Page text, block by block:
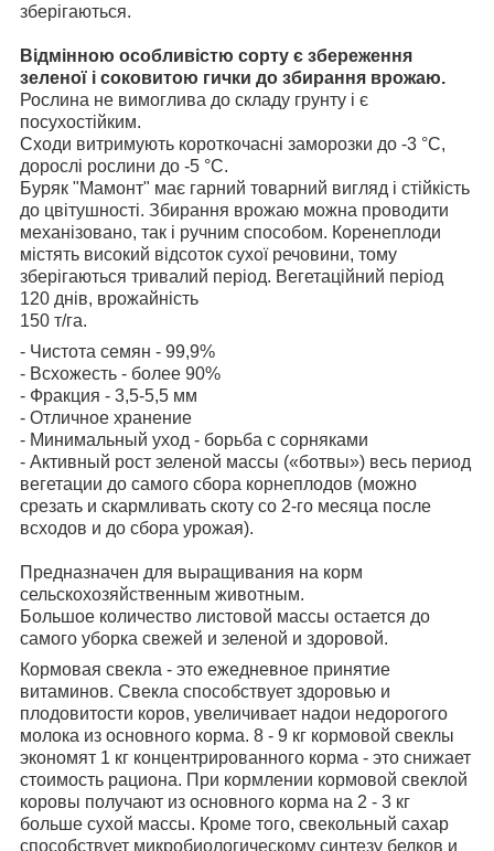
зберігаються.
Відмінною особливістю сорту є збереження
зеленої і соковитою гички до збирання врожаю.
Рослина не вимоглива до складу грунту і є
посухостійким.
Сходи витримують короткочасні заморозки до -3 °С,
дорослі рослини до -5 °С.
Буряк "Мамонт" має гарний товарний вигляд і стійкість
до цвітушності. Збирання врожаю можна проводити
механізовано, так і ручним способом. Коренеплоди
містять високий відсоток сухої речовини, тому
зберігаються тривалий період. Вегетаційний період
120 днів, врожайність
150 т/га.
- Чистота семян - 99,9%
- Всхожесть - более 90%
- Фракция - 3,5-5,5 мм
- Отличное хранение
- Минимальный уход - борьба с сорняками
- Активный рост зеленой массы («ботвы») весь период
вегетации до самого сбора корнеплодов (можно
срезать и скармливать скоту со 2-го месяца после
всходов и до сбора урожая).
Предназначен для выращивания на корм
сельскохозяйственным животным.
Большое количество листовой массы остается до
самого уборка свежей и зеленой и здоровой.
Кормовая свекла - это ежедневное принятие
витаминов. Свекла способствует здоровью и
плодовитости коров, увеличивает надои недорогого
молока из основного корма. 8 - 9 кг кормовой свеклы
экономят 1 кг концентрированного корма - это снижает
стоимость рациона. При кормлении кормовой свеклой
коровы получают из основного корма на 2 - 3 кг
больше сухой массы. Кроме того, свекольный сахар
способствует микробиологическому синтезу белков и